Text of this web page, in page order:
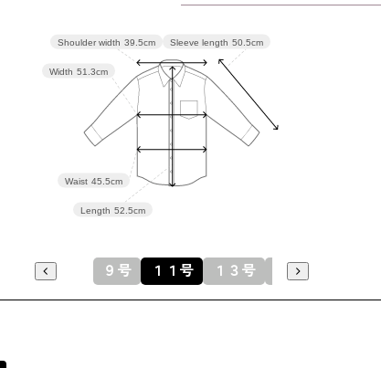
13号
15号
フロント
Sleeve length 50.5cm
Length 52.5cm
Waist 45.5cm
Width 51.3cm
Shoulder width 39.5cm
９号 １１号 １３号 １５号